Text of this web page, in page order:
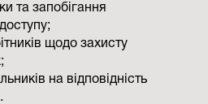
та запобігання
щодо захисту
на відповідність